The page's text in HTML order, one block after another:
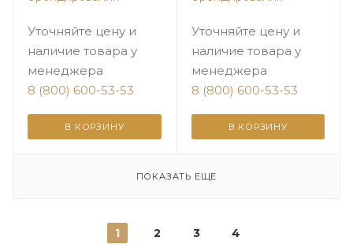
Уточняйте цену и
наличие товара у
менеджера
8 (800) 600-53-53
В КОРЗИНУ
Уточняйте цену и
наличие товара у
менеджера
8 (800) 600-53-53
В КОРЗИНУ
ПОКАЗАТЬ ЕЩЕ
1 2 3 4